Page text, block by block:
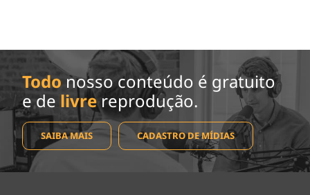
Todo nosso conteúdo é gratuito
e de livrereprodução.
SAIBA MAIS CADASTRO DE MÍDIAS